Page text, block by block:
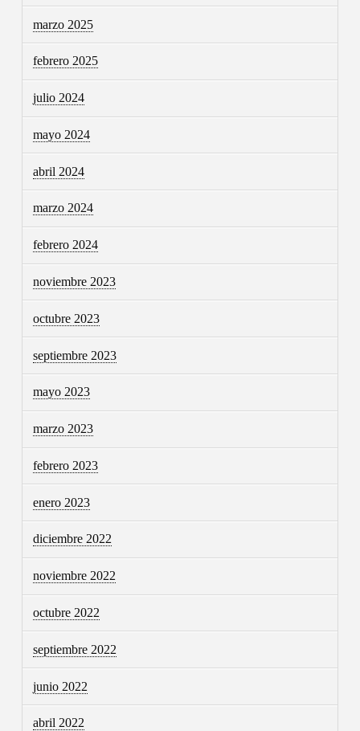
marzo 2025
febrero 2025
julio 2024
mayo 2024
abril 2024
marzo 2024
febrero 2024
noviembre 2023
octubre 2023
septiembre 2023
mayo 2023
marzo 2023
febrero 2023
enero 2023
diciembre 2022
noviembre 2022
octubre 2022
septiembre 2022
junio 2022
abril 2022